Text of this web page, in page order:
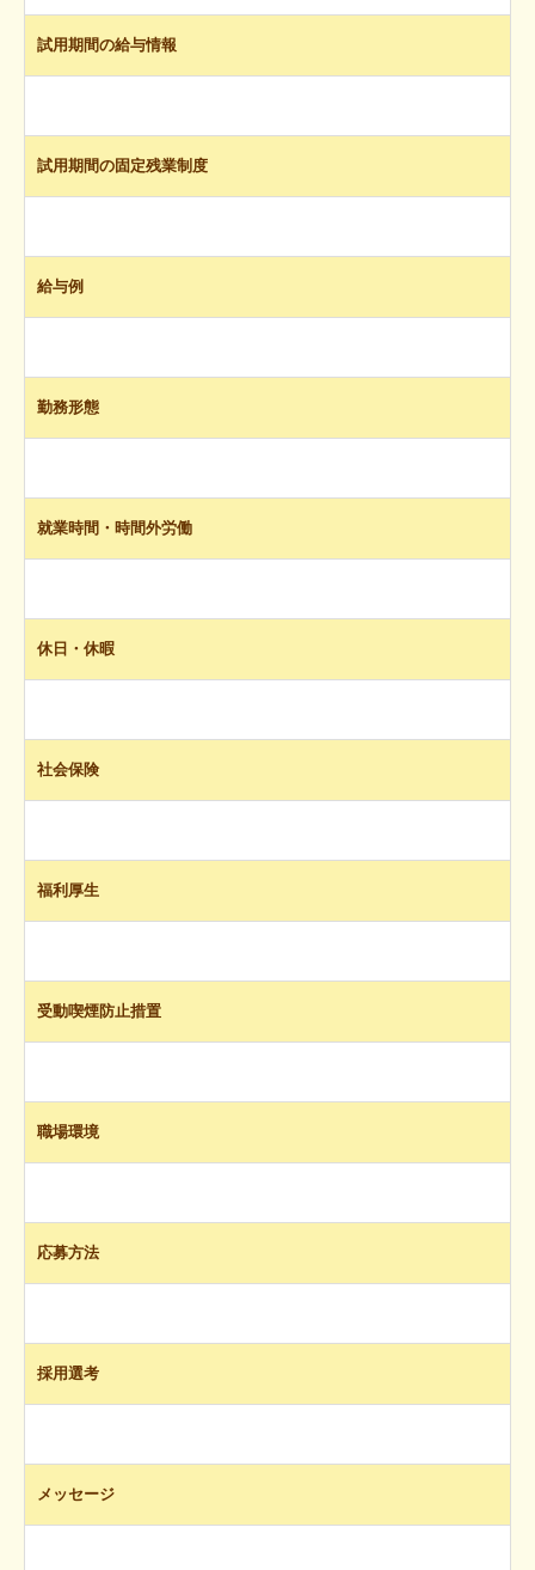
試用期間の給与情報
試用期間の固定残業制度
給与例
勤務形態
就業時間・時間外労働
休日・休暇
社会保険
福利厚生
受動喫煙防止措置
職場環境
応募方法
採用選考
メッセージ